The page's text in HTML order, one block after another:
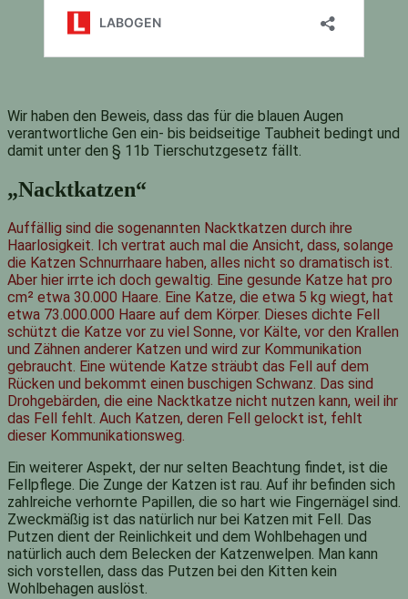
Wir haben den Beweis, dass das für die blauen Augen
verantwortliche Gen ein- bis beidseitige Taubheit bedingt und
damit unter den § 11b Tierschutzgesetz fällt.
„Nacktkatzen“
Auffällig sind die sogenannten Nacktkatzen durch ihre
Haarlosigkeit. Ich vertrat auch mal die Ansicht, dass, solange
die Katzen Schnurrhaare haben, alles nicht so dramatisch ist.
Aber hier irrte ich doch gewaltig. Eine gesunde Katze hat pro
cm² etwa 30.000 Haare. Eine Katze, die etwa 5 kg wiegt, hat
etwa 73.000.000 Haare auf dem Körper. Dieses dichte Fell
schützt die Katze vor zu viel Sonne, vor Kälte, vor den Krallen
und Zähnen anderer Katzen und wird zur Kommunikation
gebraucht. Eine wütende Katze sträubt das Fell auf dem
Rücken und bekommt einen buschigen Schwanz. Das sind
Drohgebärden, die eine Nacktkatze nicht nutzen kann, weil ihr
das Fell fehlt. Auch Katzen, deren Fell gelockt ist, fehlt
dieser Kommunikationsweg.
Ein weiterer Aspekt, der nur selten Beachtung findet, ist die
Fellpflege. Die Zunge der Katzen ist rau. Auf ihr befinden sich
zahlreiche verhornte Papillen, die so hart wie Fingernägel sind.
Zweckmäßig ist das natürlich nur bei Katzen mit Fell. Das
Putzen dient der Reinlichkeit und dem Wohlbehagen und
natürlich auch dem Belecken der Katzenwelpen. Man kann
sich vorstellen, dass das Putzen bei den Kitten kein
Wohlbehagen auslöst.